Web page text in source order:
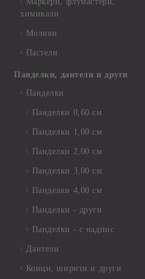
химикали
Моливи
Пастели
Панделки, дантели и други
Панделки
Панделки 0,60 см
Панделки 1,00 см
Панделки 2,00 см
Панделки 3,00 см
Панделки 4,00 см
Панделки - други
Панделки - с надпис
Дантели
Конци, ширити и други